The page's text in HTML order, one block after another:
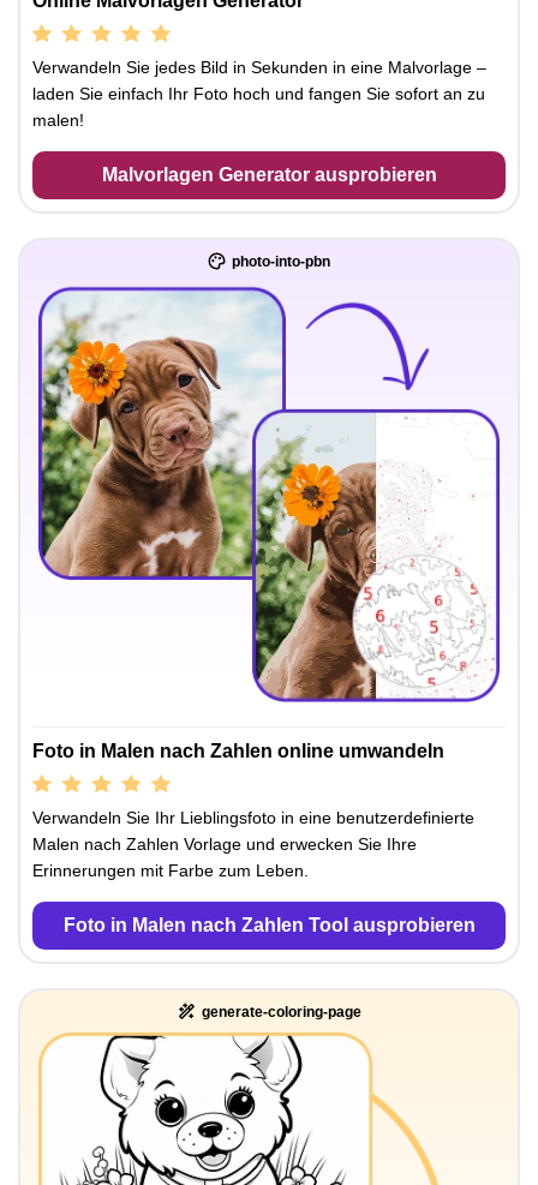
Verwandeln Sie jedes Bild in Sekunden in eine Malvorlage –
laden Sie einfach Ihr Foto hoch und fangen Sie sofort an zu
malen!
Malvorlagen Generator ausprobieren
photo-into-pbn
Foto in Malen nach Zahlen online umwandeln
Verwandeln Sie Ihr Lieblingsfoto in eine benutzerdefinierte
Malen nach Zahlen Vorlage und erwecken Sie Ihre
Erinnerungen mit Farbe zum Leben.
Foto in Malen nach Zahlen Tool ausprobieren
generate-coloring-page